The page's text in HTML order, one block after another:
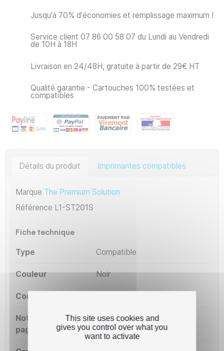
Jusqu'à 70% d'économies et remplissage maximum !
Service client 07 86 00 58 07 du Lundi au Vendredi
de 10H à 18H
Livraison en 24/48H, gratuite à partir de 29€ HT
Qualité garantie - Cartouches 100% testées et
compatibles
Détails du produit Imprimantes compatibles
Marque The Premium Solution
Référence L1-ST201S
Fiche technique
Type Compatible
Couleur Noir
Constructeur
Notre capacité
pages
10000 pages
This site uses cookies and
gives you control over what you
want to activate